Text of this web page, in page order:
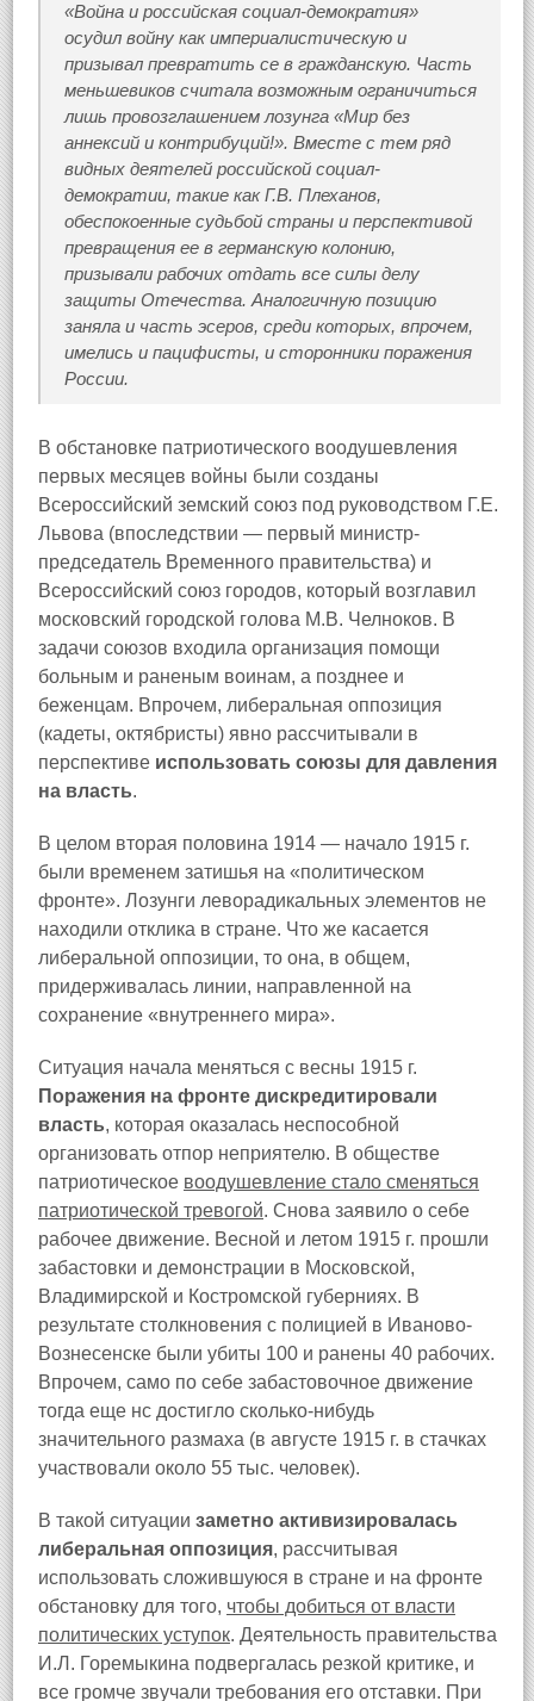
«Война и российская социал-демократия»
осудил войну как империалистическую и
призывал превратить се в гражданскую. Часть
меньшевиков считала возможным ограничиться
лишь провозглашением лозунга «Мир без
аннексий и контрибуций!». Вместе с тем ряд
видных деятелей российской социал-
демократии, такие как Г.В. Плеханов,
обеспокоенные судьбой страны и перспективой
превращения ее в германскую колонию,
призывали рабочих отдать все силы делу
защиты Отечества. Аналогичную позицию
заняла и часть эсеров, среди которых, впрочем,
имелись и пацифисты, и сторонники поражения
России.
В обстановке патриотического воодушевления
первых месяцев войны были созданы
Всероссийский земский союз под руководством Г.Е.
Львова (впоследствии — первый министр-
председатель Временного правительства) и
Всероссийский союз городов, который возглавил
московский городской голова М.В. Челноков. В
задачи союзов входила организация помощи
больным и раненым воинам, а позднее и
беженцам. Впрочем, либеральная оппозиция
(кадеты, октябристы) явно рассчитывали в
перспективе использовать союзы для давления
на власть.
В целом вторая половина 1914 — начало 1915 г.
были временем затишья на «политическом
фронте». Лозунги леворадикальных элементов не
находили отклика в стране. Что же касается
либеральной оппозиции, то она, в общем,
придерживалась линии, направленной на
сохранение «внутреннего мира».
Ситуация начала меняться с весны 1915 г.
Поражения на фронте дискредитировали
власть, которая оказалась неспособной
организовать отпор неприятелю. В обществе
патриотическое воодушевление стало сменяться
патриотической тревогой. Снова заявило о себе
рабочее движение. Весной и летом 1915 г. прошли
забастовки и демонстрации в Московской,
Владимирской и Костромской губерниях. В
результате столкновения с полицией в Иваново-
Вознесенске были убиты 100 и ранены 40 рабочих.
Впрочем, само по себе забастовочное движение
тогда еще нс достигло сколько-нибудь
значительного размаха (в августе 1915 г. в стачках
участвовали около 55 тыс. человек).
В такой ситуации заметно активизировалась
либеральная оппозиция, рассчитывая
использовать сложившуюся в стране и на фронте
обстановку для того, чтобы добиться от власти
политических уступок. Деятельность правительства
И.Л. Горемыкина подвергалась резкой критике, и
все громче звучали требования его отставки. При